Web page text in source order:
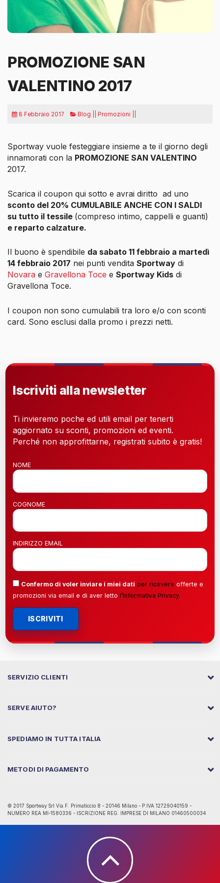
PROMOZIONE SAN
VALENTINO 2017
8 Febbraio 2017 Blog || Promozioni ||
Sportway vuole festeggiare insieme a te il giorno degli
innamorati con la PROMOZIONE SAN VALENTINO
2017.
Scarica il coupon qui sotto e avrai diritto ad uno
sconto del 20% CUMULABILE ANCHE CON I SALDI
su tutto il tessile (compreso intimo, cappelli e guanti)
e reparto calzature.
Il buono è spendibile da sabato 11 febbraio a martedì
14 febbraio 2017 nei punti vendita Sportway di
Novara e Gravellona Toce e Sportway Kids di
Gravellona Toce.
I coupon non sono cumulabili tra loro e/o con sconti
card. Sono esclusi dalla promo i prezzi netti.
Iscriviti alla newsletter
Ti invieremo poche ed utili email per tenerti
aggiornato su sconti, promozioni ed eventi.
Perché non approfittarne, registrati subito è gratis!
NOME
COGNOME
INDIRIZZO EMAIL
Confermo di voler inviare i miei dati per ricevere offerte e
promozioni via email e di aver letto l’Informativa Privacy.
ISCRIVITI
SERVIZIO CLIENTI
SERVE AIUTO?
SPEDIAMO IN TUTTA ITALIA
METODI DI PAGAMENTO
© 2017 Sportway Srl Via F. Primaticcio 8 - 20146 Milano - P.IVA 12729040159 -
NUMERO REA MI-1580336 - ISCRIZIONE REG. IMPRESE DI MILANO 01460500034